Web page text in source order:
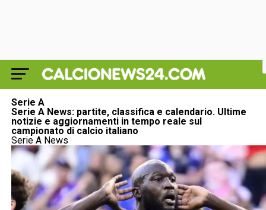
Serie A
Serie A News: partite, classifica e calendario. Ultime
notizie e aggiornamenti in tempo reale sul
campionato di calcio italiano
Serie A News